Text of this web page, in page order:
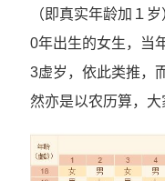
（即真实年龄加１
0年出生的女生，当
3虚岁，依此类推，
然亦是以农历算，大